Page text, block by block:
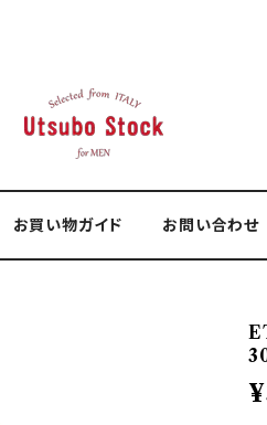
お買い物ガイド お問い合わせ